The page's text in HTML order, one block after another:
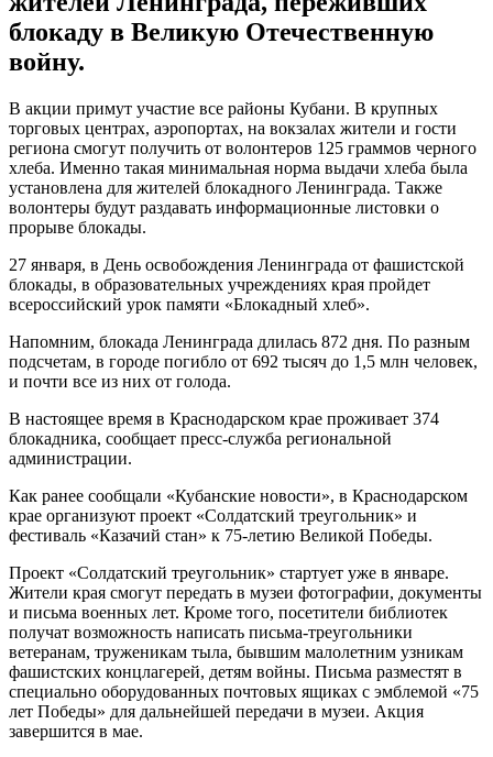
блокаду в Великую Отечественную
войну.
В акции примут участие все районы Кубани. В крупных
торговых центрах, аэропортах, на вокзалах жители и гости
региона смогут получить от волонтеров 125 граммов черного
хлеба. Именно такая минимальная норма выдачи хлеба была
установлена для жителей блокадного Ленинграда. Также
волонтеры будут раздавать информационные листовки о
прорыве блокады.
27 января, в День освобождения Ленинграда от фашистской
блокады, в образовательных учреждениях края пройдет
всероссийский урок памяти «Блокадный хлеб».
Напомним, блокада Ленинграда длилась 872 дня. По разным
подсчетам, в городе погибло от 692 тысяч до 1,5 млн человек,
и почти все из них от голода.
В настоящее время в Краснодарском крае проживает 374
блокадника, сообщает пресс-служба региональной
администрации.
Как ранее сообщали «Кубанские новости», в Краснодарском
крае организуют проект «Солдатский треугольник» и
фестиваль «Казачий стан» к 75-летию Великой Победы.
Проект «Солдатский треугольник» стартует уже в январе.
Жители края смогут передать в музеи фотографии, документы
и письма военных лет. Кроме того, посетители библиотек
получат возможность написать письма-треугольники
ветеранам, труженикам тыла, бывшим малолетним узникам
фашистских концлагерей, детям войны. Письма разместят в
специально оборудованных почтовых ящиках с эмблемой «75
лет Победы» для дальнейшей передачи в музеи. Акция
завершится в мае.